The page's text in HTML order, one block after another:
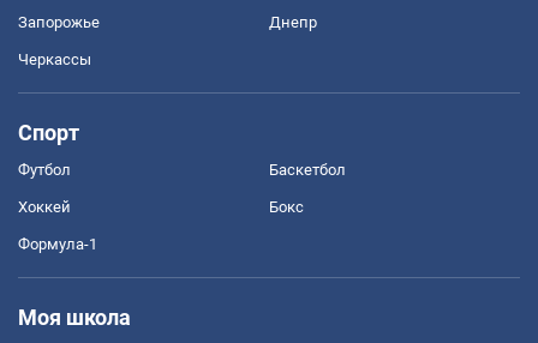
Запорожье Днепр
Черкассы
Спорт
Футбол Баскетбол
Хоккей Бокс
Формула-1
Моя школа